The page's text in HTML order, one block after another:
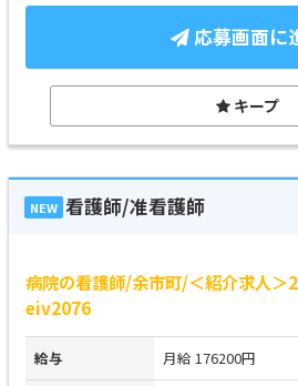
応募画面に
キープ
NEW 看護師/准看護師
病院の看護師/余市町/＜紹介求人
eiv2076
給与 月給 176200円